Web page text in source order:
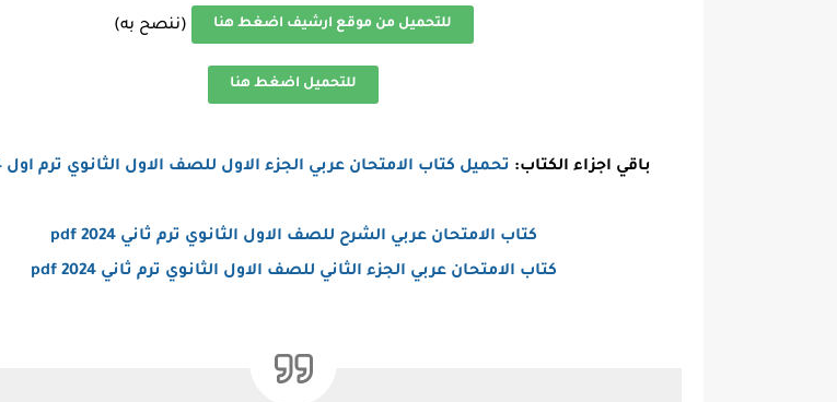
للتحميل من موقع ارشيف اضغط هنا (ننصح به)
للتحميل اضغط هنا
باقي اجزاء الكتاب: تحميل كتاب الامتحان عربي الجزء الاول للصف الاول الثانوي ترم اول 2024 pdf
كتاب الامتحان عربي الشرح للصف الاول الثانوي ترم ثاني 2024 pdf
كتاب الامتحان عربي الجزء الثاني للصف الاول الثانوي ترم ثاني 2024 pdf